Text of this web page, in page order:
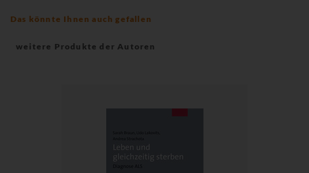
Das könnte Ihnen auch gefallen
weitere Produkte der Autoren